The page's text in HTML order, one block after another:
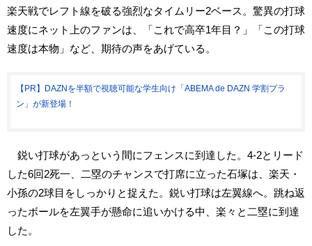
楽天戦でレフト線を破る強烈なタイムリー2ベース。驚異の打球
速度にネット上のファンは、「これで高卒1年目？」「この打球
速度は本物」など、期待の声をあげている。
【PR】DAZNを半額で視聴可能な学生向け「ABEMA de DAZN 学割プラ
ン」が新登場！
鋭い打球があっという間にフェンスに到達した。4-2とリード
した6回2死一、二塁のチャンスで打席に立った石塚は、楽天・
小孫の2球目をしっかりと捉えた。鋭い打球は左翼線へ。跳ね返
ったボールを左翼手が懸命に追いかける中、楽々と二塁に到達
した。